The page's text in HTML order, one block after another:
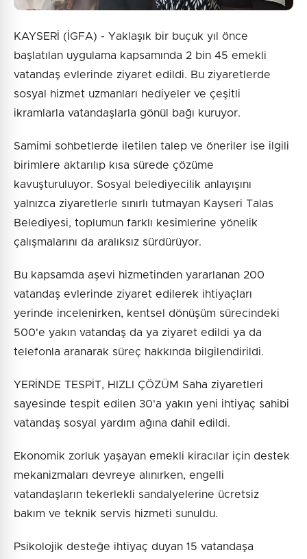
KAYSERİ (İGFA) - Yaklaşık bir buçuk yıl önce
başlatılan uygulama kapsamında 2 bin 45 emekli
vatandaş evlerinde ziyaret edildi. Bu ziyaretlerde
sosyal hizmet uzmanları hediyeler ve çeşitli
ikramlarla vatandaşlarla gönül bağı kuruyor.
Samimi sohbetlerde iletilen talep ve öneriler ise ilgili
birimlere aktarılıp kısa sürede çözüme
kavuşturuluyor. Sosyal belediyecilik anlayışını
yalnızca ziyaretlerle sınırlı tutmayan Kayseri Talas
Belediyesi, toplumun farklı kesimlerine yönelik
çalışmalarını da aralıksız sürdürüyor.
Bu kapsamda aşevi hizmetinden yararlanan 200
vatandaş evlerinde ziyaret edilerek ihtiyaçları
yerinde incelenirken, kentsel dönüşüm sürecindeki
500'e yakın vatandaş da ya ziyaret edildi ya da
telefonla aranarak süreç hakkında bilgilendirildi.
YERİNDE TESPİT, HIZLI ÇÖZÜM Saha ziyaretleri
sayesinde tespit edilen 30'a yakın yeni ihtiyaç sahibi
vatandaş sosyal yardım ağına dahil edildi.
Ekonomik zorluk yaşayan emekli kiracılar için destek
mekanizmaları devreye alınırken, engelli
vatandaşların tekerlekli sandalyelerine ücretsiz
bakım ve teknik servis hizmeti sunuldu.
Psikolojik desteğe ihtiyaç duyan 15 vatandaşa